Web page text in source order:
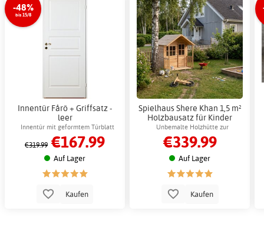
-48%
bis 15/8
Innentür Fårö + Griffsatz -
leer
Innentür mit geformtem Türblatt
€319.99 €167.99
Auf Lager
Kaufen
Spielhaus Shere Khan 1,5 m²
Holzbausatz für Kinder
Nordcabin
Unbemalte Holzhütte zur
individuellen Gestaltung
€339.99
Auf Lager
Kaufen